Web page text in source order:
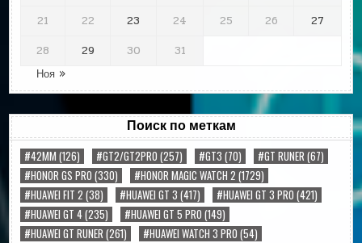
21
22 23 24 25 26
27
28
29 30
31
Ноя »
Поиск по меткам
#42MM (126) #GT2/GT2PRO (257) #GT3 (70) #GT RUNER (67)
#HONOR GS PRO (330) #HONOR MAGIC WATCH 2 (1729)
#HUAWEI FIT 2 (38) #HUAWEI GT 3 (417) #HUAWEI GT 3 PRO (421)
#HUAWEI GT 4(235) #HUAWEI GT 5 PRO (149)
#HUAWEI GT RUNER (261) #HUAWEI WATCH 3 PRO (54)